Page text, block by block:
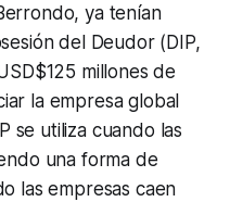
ya tenían
del Deudor (DIP,
millones de
la empresa global
se utiliza cuando las
una forma de
las empresas caen